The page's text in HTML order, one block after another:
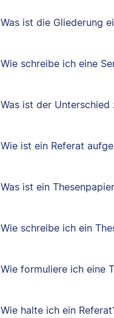
Was ist die Gliederung
Wie schreibe ich eine
Was ist der Unterschied
Wie ist ein Referat
Was ist ein
Wie schreibe ich ein
Wie formuliere ich eine
Wie halte ich ein